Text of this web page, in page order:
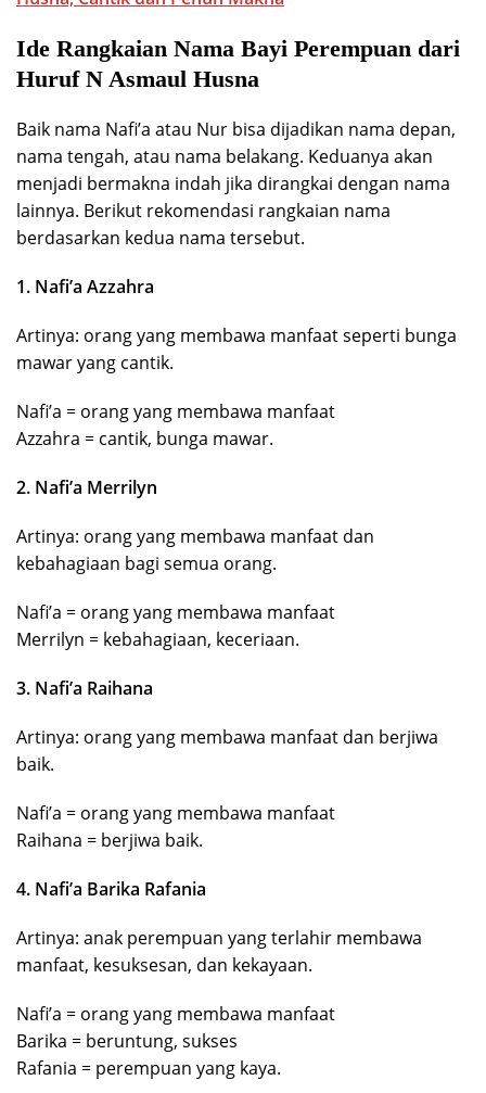
Ide Rangkaian Nama Bayi Perempuan dari
Huruf N Asmaul Husna
Baik nama Nafi’a atau Nur bisa dijadikan nama depan,
nama tengah, atau nama belakang. Keduanya akan
menjadi bermakna indah jika dirangkai dengan nama
lainnya. Berikut rekomendasi rangkaian nama
berdasarkan kedua nama tersebut.
1. Nafi’a Azzahra
Artinya: orang yang membawa manfaat seperti bunga
mawar yang cantik.
Nafi’a = orang yang membawa manfaat
Azzahra = cantik, bunga mawar.
2. Nafi’a Merrilyn
Artinya: orang yang membawa manfaat dan
kebahagiaan bagi semua orang.
Nafi’a = orang yang membawa manfaat
Merrilyn = kebahagiaan, keceriaan.
3. Nafi’a Raihana
Artinya: orang yang membawa manfaat dan berjiwa
baik.
Nafi’a = orang yang membawa manfaat
Raihana = berjiwa baik.
4. Nafi’a Barika Rafania
Artinya: anak perempuan yang terlahir membawa
manfaat, kesuksesan, dan kekayaan.
Nafi’a = orang yang membawa manfaat
Barika = beruntung, sukses
Rafania = perempuan yang kaya.